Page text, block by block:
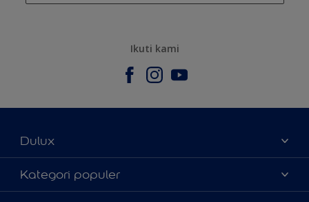
Ikuti kami
Dulux
Tentang Kami
Contact us
Kategori populer